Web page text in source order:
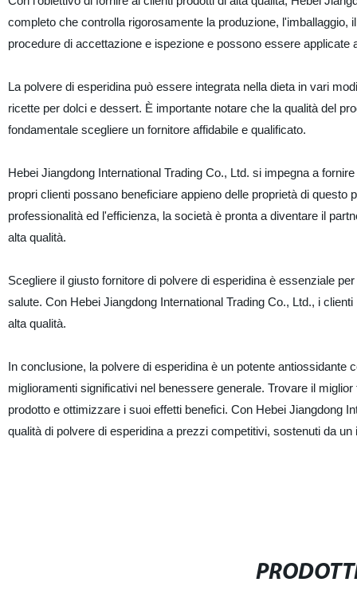
completo che controlla rigorosamente la produzione,
procedure di accettazione e ispezione e possono essere
La polvere di esperidina può essere integrata nella dieta in vari
ricette per dolci e dessert. È importante notare che la qualità del
fondamentale scegliere un fornitore affidabile e qualificato.
Hebei Jiangdong International Trading Co., Ltd. si impegna a
propri clienti possano beneficiare appieno delle proprietà di
professionalità ed l'efficienza, la società è pronta a diventare il
alta qualità.
Scegliere il giusto fornitore di polvere di esperidina è essenziale
salute. Con Hebei Jiangdong International Trading Co., Ltd., i
alta qualità.
In conclusione, la polvere di esperidina è un potente antiossidante
miglioramenti significativi nel benessere generale. Trovare il
prodotto e ottimizzare i suoi effetti benefici. Con Hebei Jiangdong
qualità di polvere di esperidina a prezzi competitivi, sostenuti da